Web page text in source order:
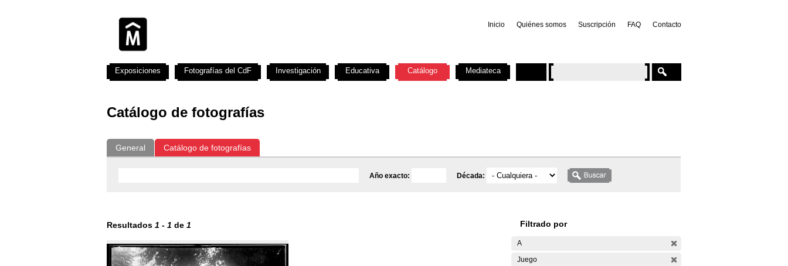
Inicio Quiénes somos Suscripción FAQ Contacto
Catálogo de fotografías
General Catálogo de fotografías
Año exacto: Década:
Resultados 1 - 1 de 1 Filtrado por
A
Juego
Exposiciones Fotografías del CdF Investigación Educativa Catálogo Mediateca